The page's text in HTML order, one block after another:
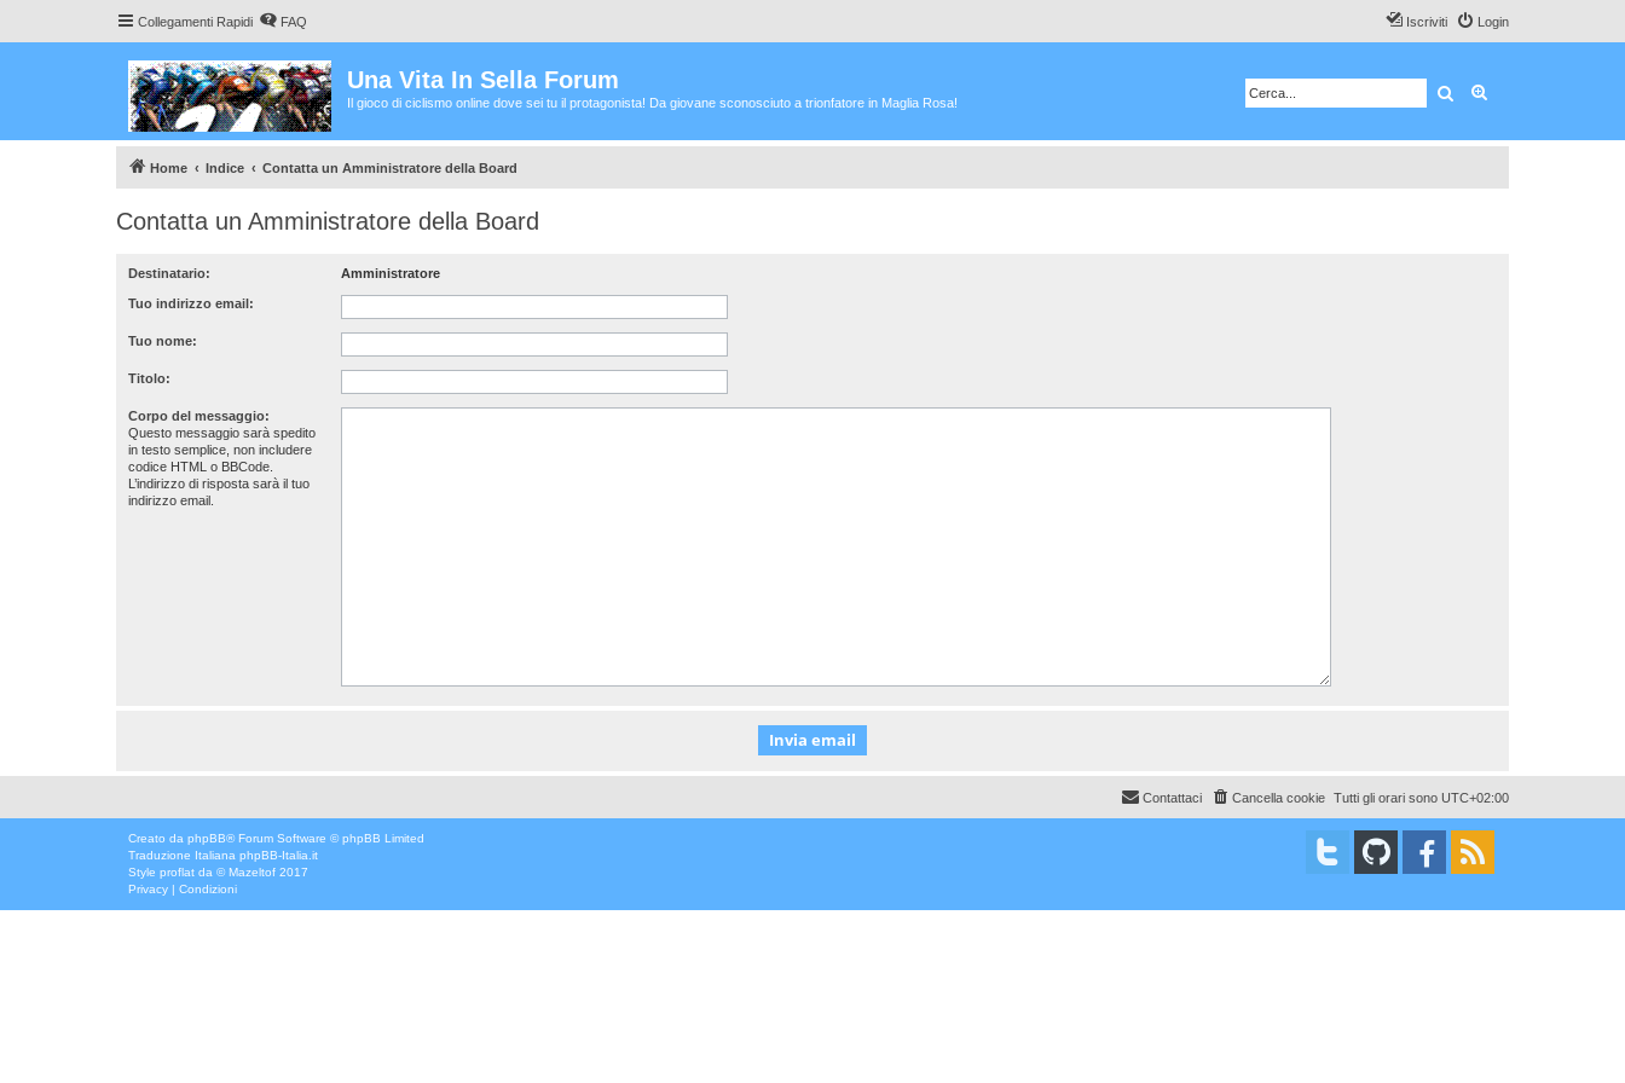
Collegamenti Rapidi FAQ Login
Iscriviti
Una Vita In Sella Forum
Il gioco di ciclismo online dove sei tu il protagonista! Da giovane sconosciuto a trionfatore in Maglia Rosa! Cerca
Home Indice Contatta un Amministratore della Board
Contatta un Amministratore della Board
Destinatario: Amministratore
Tuo indirizzo email:
Tuo nome:
Titolo:
Corpo del messaggio:
Questo messaggio sarà spedito
in testo semplice, non includere
codice HTML o BBCode.
L’indirizzo di risposta sarà il tuo
indirizzo email.
Tutti gli orari sono UTC+02:00
Cancella cookie
Contattaci
Creato da phpBB® Forum Software © phpBB Limited
Traduzione Italiana phpBB-Italia.it
Style proflat da ©Mazeltof 2017
Privacy | Condizioni